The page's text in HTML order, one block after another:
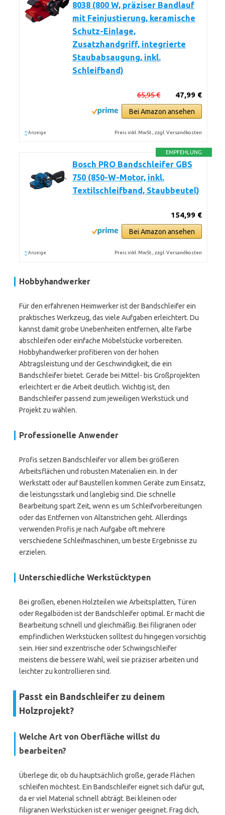
8038 (800 W, präziser Bandlauf
mit Feinjustierung, keramische
Schutz-Einlage,
Zusatzhandgriff, integrierte
Staubabsaugung, inkl.
Schleifband)
47,99 €
65,95 €
Bei Amazon ansehen
* Anzeige Preis inkl. MwSt., zzgl. Versandkosten
EMPFEHLUNG
Bosch PRO Bandschleifer GBS
750 (850-W-Motor, inkl.
Textilschleifband, Staubbeutel)
154,99 €
Bei Amazon ansehen
* Anzeige Preis inkl. MwSt., zzgl. Versandkosten
Hobbyhandwerker
Für den erfahrenen Heimwerker ist der Bandschleifer ein
praktisches Werkzeug, das viele Aufgaben erleichtert. Du
kannst damit grobe Unebenheiten entfernen, alte Farbe
abschleifen oder einfache Möbelstücke vorbereiten.
Hobbyhandwerker profitieren von der hohen
Abtragsleistung und der Geschwindigkeit, die ein
Bandschleifer bietet. Gerade bei Mittel- bis Großprojekten
erleichtert er die Arbeit deutlich. Wichtig ist, den
Bandschleifer passend zum jeweiligen Werkstück und
Projekt zu wählen.
Professionelle Anwender
Profis setzen Bandschleifer vor allem bei größeren
Arbeitsflächen und robusten Materialien ein. In der
Werkstatt oder auf Baustellen kommen Geräte zum Einsatz,
die leistungsstark und langlebig sind. Die schnelle
Bearbeitung spart Zeit, wenn es um Schleifvorbereitungen
oder das Entfernen von Altanstrichen geht. Allerdings
verwenden Profis je nach Aufgabe oft mehrere
verschiedene Schleifmaschinen, um beste Ergebnisse zu
erzielen.
Unterschiedliche Werkstücktypen
Bei großen, ebenen Holzteilen wie Arbeitsplatten, Türen
oder Regalböden ist der Bandschleifer optimal. Er macht die
Bearbeitung schnell und gleichmäßig. Bei filigranen oder
empfindlichen Werkstücken solltest du hingegen vorsichtig
sein. Hier sind exzentrische oder Schwingschleifer
meistens die bessere Wahl, weil sie präziser arbeiten und
leichter zu kontrollieren sind.
Passt ein Bandschleifer zu deinem
Holzprojekt?
Welche Art von Oberfläche willst du
bearbeiten?
Überlege dir, ob du hauptsächlich große, gerade Flächen
schleifen möchtest. Ein Bandschleifer eignet sich dafür gut,
da er viel Material schnell abträgt. Bei kleinen oder
filigranen Werkstücken ist er weniger geeignet. Frag dich,